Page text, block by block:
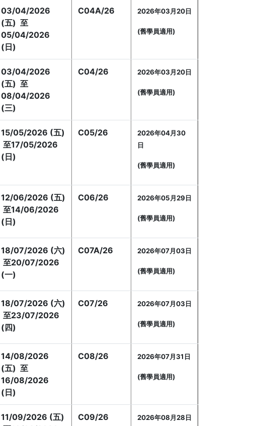
03/04/2026
(五) 至
05/04/2026
(日)
C04A/26 2026年03月20日
(舊學員適用)
03/04/2026
(五) 至
08/04/2026
(三)
C04/26 2026年03月20日
(舊學員適用)
15/05/2026 (五)
至17/05/2026
(日)
C05/26
2026年04月30
日
(舊學員適用)
12/06/2026 (五)
至14/06/2026
(日)
C06/26 2026年05月29日
(舊學員適用)
18/07/2026 (六)
至20/07/2026
(一)
C07A/26 2026年07月03日
(舊學員適用)
18/07/2026 (六)
至23/07/2026
(四)
C07/26 2026年07月03日
(舊學員適用)
14/08/2026
(五) 至
16/08/2026
(日)
C08/26 2026年07月31日
(舊學員適用)
11/09/2026 (五)
C09/26 2026年08月28日